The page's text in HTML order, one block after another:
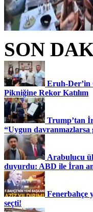
SON
Eruh-Der’in
Pikniğine Rekor Katılım
Trump’tan
“Uygun davranmazlarsa
Arabulucu
duyurdu: ABD ile İran
Fenerbahçe
seçti!